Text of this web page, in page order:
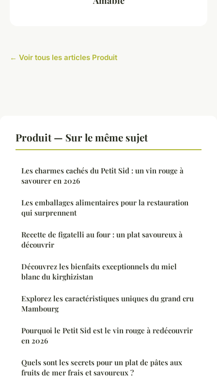
← Voir tous les articles Produit
Produit — Sur le même sujet
Les charmes cachés du Petit Sid : un vin rouge à
savourer en 2026
Les emballages alimentaires pour la restauration
qui surprennent
Recette de figatelli au four : un plat savoureux à
découvrir
Découvrez les bienfaits exceptionnels du miel
blanc du kirghizistan
Explorez les caractéristiques uniques du grand cru
Mambourg
Pourquoi le Petit Sid est le vin rouge à redécouvrir
en 2026
Quels sont les secrets pour un plat de pâtes aux
fruits de mer frais et savoureux ?